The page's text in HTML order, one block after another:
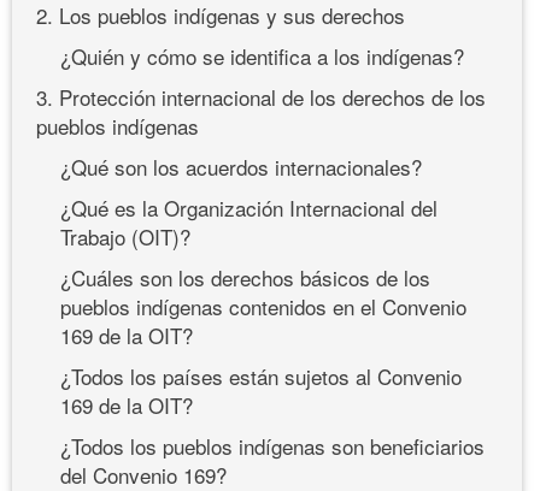
2. Los pueblos indígenas y sus derechos
¿Quién y cómo se identifica a los indígenas?
3. Protección internacional de los derechos de los
pueblos indígenas
¿Qué son los acuerdos internacionales?
¿Qué es la Organización Internacional del
Trabajo (OIT)?
¿Cuáles son los derechos básicos de los
pueblos indígenas contenidos en el Convenio
169 de la OIT?
¿Todos los países están sujetos al Convenio
169 de la OIT?
¿Todos los pueblos indígenas son beneficiarios
del Convenio 169?